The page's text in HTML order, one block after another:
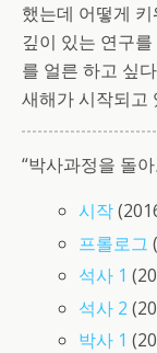
했는데 어떻게
깊이 있는 연구
를 얼른 하고 싶
새해가 시작되고
“박사과정을 돌
시작
프롤로그
석사 1
석사 2
박사 1